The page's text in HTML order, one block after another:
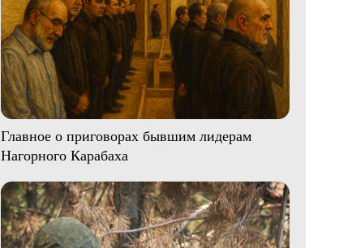
Главное о приговорах бывшим лидерам
Нагорного Карабаха